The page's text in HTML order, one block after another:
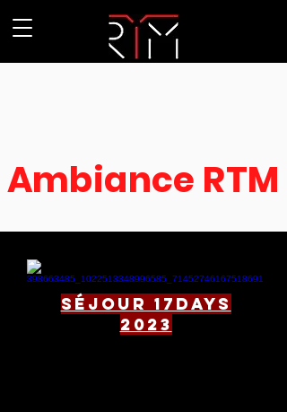
Ambiance RTM
séjour 17days
2023